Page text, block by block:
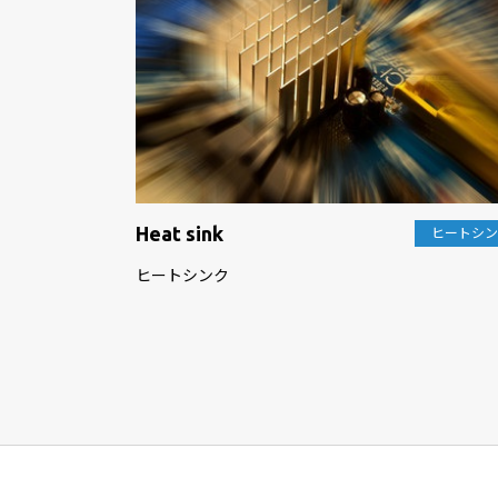
Heat sink ヒートシ
ヒートシンク